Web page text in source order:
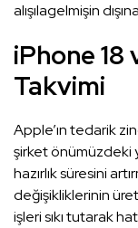
alışılagelmişin
iPhone
Takvimi
Apple’ın tedarik
şirket önümüzdeki
hazırlık süresini
değişikliklerinin
işleri sıkı tutarak